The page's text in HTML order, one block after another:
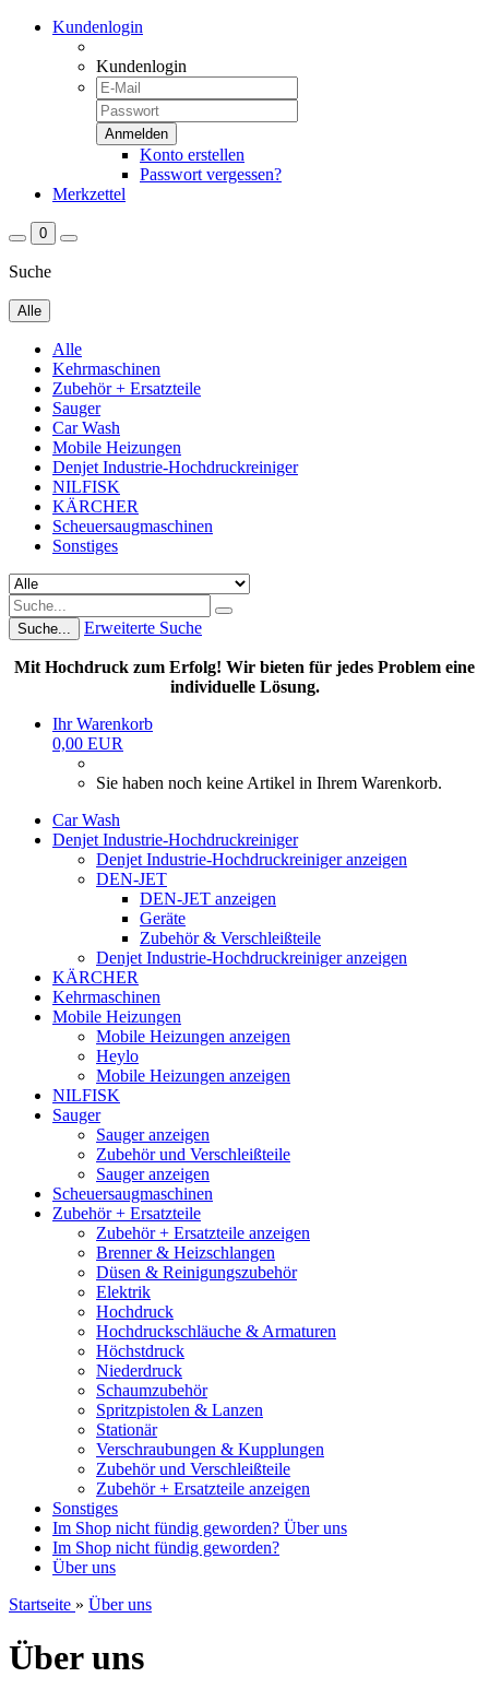
Kundenlogin
Kundenlogin
Konto erstellen
Passwort vergessen?
Merkzettel
0
Suche
Alle
Alle
Kehrmaschinen
Zubehör + Ersatzteile
Sauger
Car Wash
Mobile Heizungen
Denjet Industrie-Hochdruckreiniger
NILFISK
KÄRCHER
Scheuersaugmaschinen
Sonstiges
Suche... Erweiterte Suche
Mit Hochdruck zum Erfolg! Wir bieten für jedes Problem eine
individuelle Lösung.
Ihr Warenkorb
0,00 EUR
Sie haben noch keine Artikel in Ihrem Warenkorb.
Car Wash
Denjet Industrie-Hochdruckreiniger
Denjet Industrie-Hochdruckreiniger anzeigen
DEN-JET
DEN-JET anzeigen
Geräte
Zubehör & Verschleißteile
Denjet Industrie-Hochdruckreiniger anzeigen
KÄRCHER
Kehrmaschinen
Mobile Heizungen
Mobile Heizungen anzeigen
Heylo
Mobile Heizungen anzeigen
NILFISK
Sauger
Sauger anzeigen
Zubehör und Verschleißteile
Sauger anzeigen
Scheuersaugmaschinen
Zubehör + Ersatzteile
Zubehör + Ersatzteile anzeigen
Brenner & Heizschlangen
Düsen & Reinigungszubehör
Elektrik
Hochdruck
Hochdruckschläuche & Armaturen
Höchstdruck
Niederdruck
Schaumzubehör
Spritzpistolen & Lanzen
Stationär
Verschraubungen & Kupplungen
Zubehör und Verschleißteile
Zubehör + Ersatzteile anzeigen
Sonstiges
Im Shop nicht fündig geworden? Über uns
Im Shop nicht fündig geworden?
Über uns
Startseite » Über uns
Über uns